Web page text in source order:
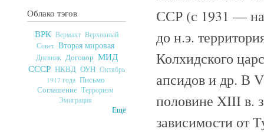
Облако тэгов
ВРК Вермахт Верховный
Совет Вторая мировая
Дневник Договор МИД
СССР НКВД ОУН Октябрь
1917 года Письмо
Соглашение Терроризм
Эмиграция
Ещё
ССР (с 1931 —
до н.э.
Колхидского
апсидов и др. В
половине XIII в.
зависимости от